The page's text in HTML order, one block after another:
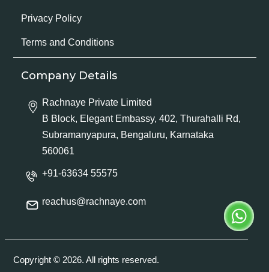
Privacy Policy
Terms and Conditions
Company Details
Rachnaye Private Limited
B Block, Elegant Embassy, 402, Thurahalli Rd,
Subramanyapura, Bengaluru, Karnataka
560061
+91-63634 55575
reachus@rachnaye.com
Copyright © 2026. All rights reserved.